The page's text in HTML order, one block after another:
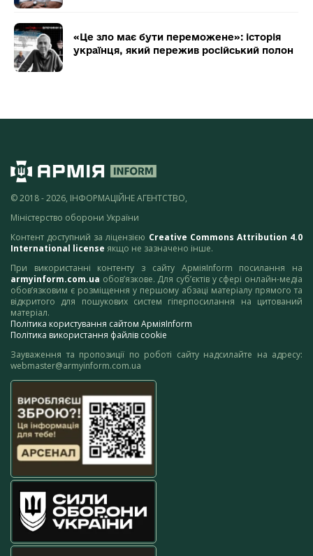
«Це зло має бути переможене»: історія
українця, який пережив російський полон
© 2018 - 2026, ІНФОРМАЦІЙНЕ АГЕНТСТВО,
Міністерство оборони України
Контент доступний за ліцензією Creative Commons Attribution 4.0
International license якщо не зазначено інше.
При використанні контенту з сайту АрміяInform посилання на
armyinform.com.ua обов’язкове. Для суб’єктів у сфері онлайн-медіа
обов’язковим є розміщення у першому абзаці матеріалу прямого та
відкритого для пошукових систем гіперпосилання на цитований
матеріал.
Політика користування сайтом АрміяInform
Політика використання файлів cookie
Зауваження та пропозиції по роботі сайту надсилайте на адресу:
webmaster@armyinform.com.ua